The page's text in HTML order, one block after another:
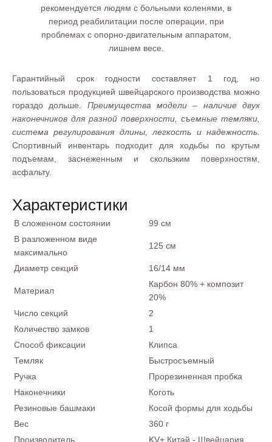
рекомендуется людям с больными коленями, в
период реабилитации после операции, при
проблемах с опорно-двигательным аппаратом,
лишнем весе.
Гарантийный срок годности составляет 1 год, но
пользоваться продукцией швейцарского производства можно
гораздо дольше. Преимущества модели – наличие двух
наконечников для разной поверхности, съемные темляки,
система регулирования длины, легкость и надежность.
Спортивный инвентарь подходит для ходьбы по крутым
подъемам, заснеженным и скользким поверхностям,
асфальту.
Характеристики
В сложенном состоянии
99 см
В разложенном виде
максимально
125 см
Диаметр секций 16/14 мм
Материал
Карбон 80% + композит
20%
Число секций
2
Количество замков
1
Способ фиксации
Клипса
Темляк
Быстросъемный
Ручка
Прорезиненная пробка
Наконечники
Коготь
Резиновые башмаки
Косой формы для ходьбы
Вес
360 г
Производитель
KV+ Китай - Швейцария